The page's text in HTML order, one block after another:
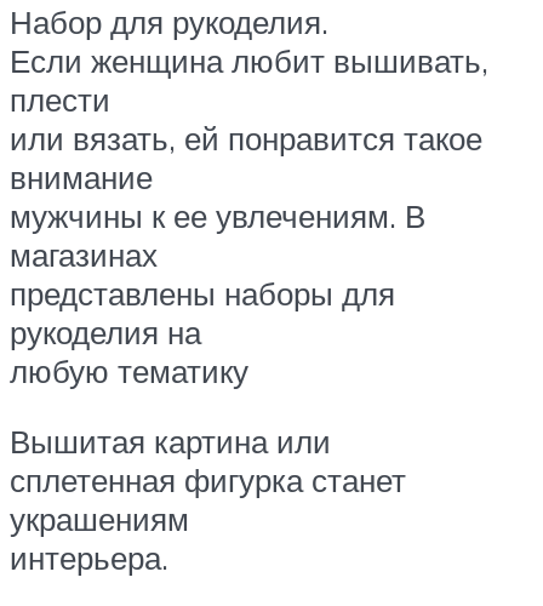
Набор для рукоделия.
Если женщина любит вышивать,
плести
или вязать, ей понравится такое
внимание
мужчины к ее увлечениям. В
магазинах
представлены наборы для
рукоделия на
любую тематику
Вышитая картина или
сплетенная фигурка станет
украшениям
интерьера.